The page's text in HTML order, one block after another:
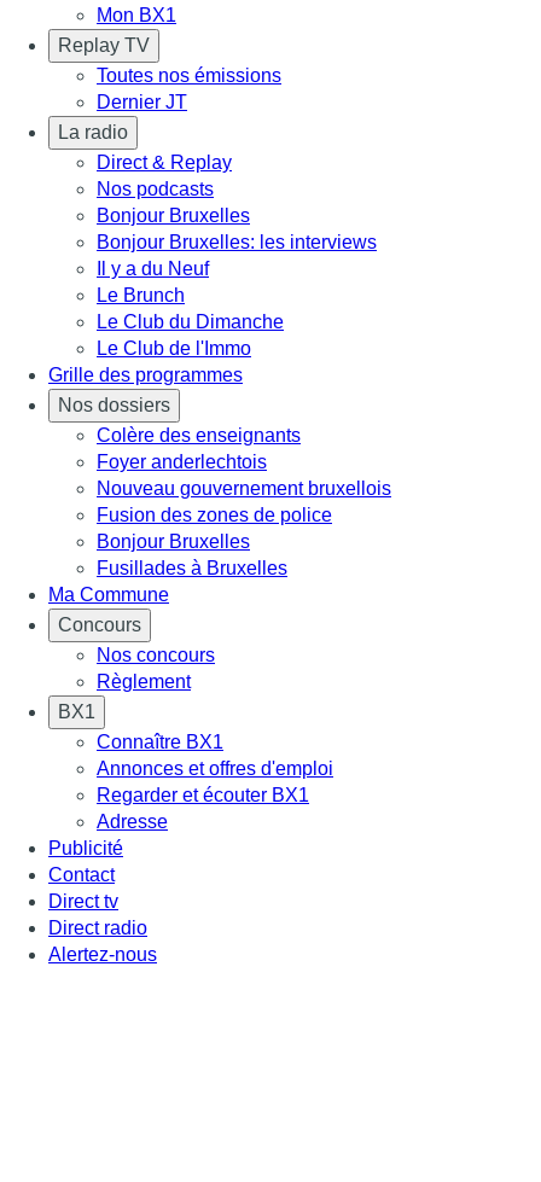
Mon BX1
Replay TV
Toutes nos émissions
Dernier JT
La radio
Direct & Replay
Nos podcasts
Bonjour Bruxelles
Bonjour Bruxelles: les interviews
Il y a du Neuf
Le Brunch
Le Club du Dimanche
Le Club de l'Immo
Grille des programmes
Nos dossiers
Colère des enseignants
Foyer anderlechtois
Nouveau gouvernement bruxellois
Fusion des zones de police
Bonjour Bruxelles
Fusillades à Bruxelles
Ma Commune
Concours
Nos concours
Règlement
BX1
Connaître BX1
Annonces et offres d'emploi
Regarder et écouter BX1
Adresse
Publicité
Contact
Direct tv
Direct radio
Alertez-nous